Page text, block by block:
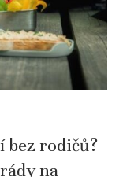
bez rodičů?
na